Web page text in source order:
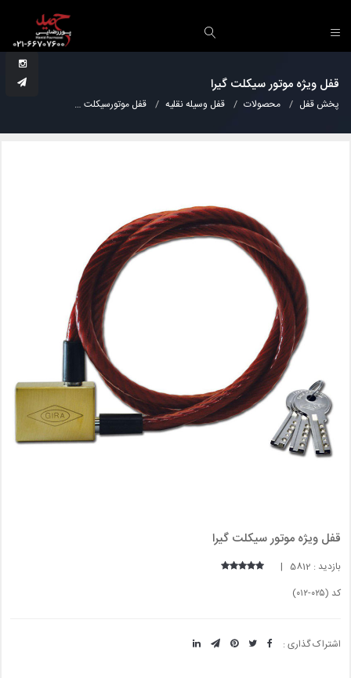
قفل ویژه موتور سیکلت گیرا
پخش قفل محصولات قفل وسیله نقلیه قفل موتورسیکلت
قفل ویژه موتور سیکلت گیرا
بازدید : 5812 |
کد (۰۲۵-۰۱۲)
اشتراک گذاری :